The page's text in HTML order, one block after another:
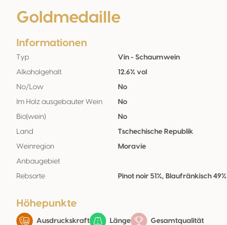
Goldmedaille
Informationen
Typ Vin - Schaumwein
Alkoholgehalt 12.6% vol
No/Low No
Im Holz ausgebauter Wein No
Bio(wein) No
Land Tschechische Republik
Weinregion Moravie
Anbaugebiet
Rebsorte Pinot noir 51%, Blaufränkisch 49%
Höhepunkte
Ausdruckskraft Länge Gesamtqualität